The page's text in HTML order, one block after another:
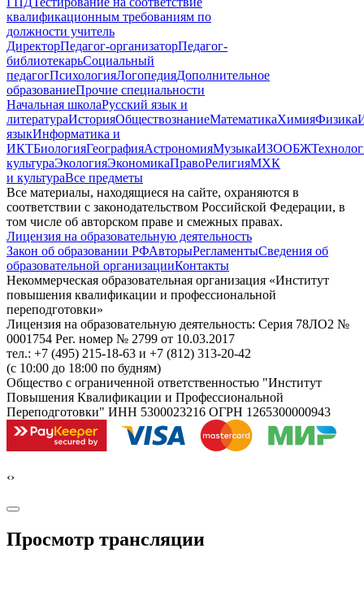
квалификационным требованиям по
должности учитель
ДиректорПедагог-организаторПедагог-
библиотекарьСоциальный
педагогПсихологияЛогопедияДополнительное
образованиеПрочие специальности
Начальная школаРусский язык и
литератураИсторияОбществознаниеМатематикаХимияФизика
языкИнформатика и
ИКТБиологияГеографияАстрономияМузыкаИЗООБЖ
культураЭкологияЭкономикаПравоРелигияМХК
и культураВсе предметы
Все материалы, находящиеся на сайте, охраняются в
соответствии с законодательством Российской Федерации, в
том числе об авторском праве и смежных правах.
Лицензия на образовательную деятельность
Закон об образовании РФАвторыРегламентыСведения об
образовательной организацииКонтакты
Некоммерческая образовательная организация «Институт
повышения квалификации и профессиональной
переподготовки»
Лицензия на образовательную деятельность: Серия 78ЛО2 №
0001754 Рег. номер № 2799 от 10.03.2017
тел.: +7 (495) 215-18-63 и +7 (812) 313-20-42
(с 10:00 до 18:00 по будням)
Общество с ограниченной ответственностью "Институт
Повышения Квалификации и Профессиональной
Переподготовки" ИНН 5300023216 ОГРН 1265300000943
‹›
Просмотр трансляции